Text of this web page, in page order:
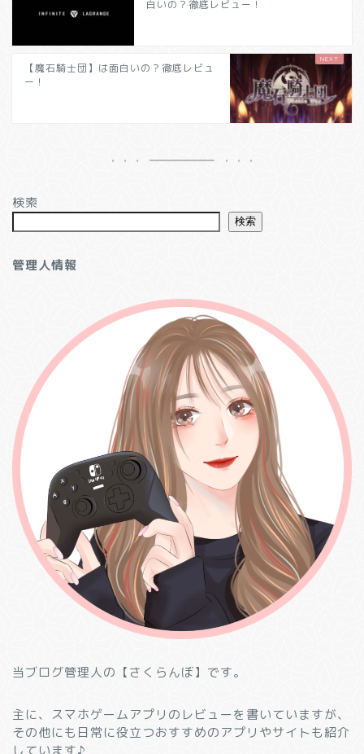
白いの？徹底レビュー！
【魔石騎士団】は面白いの？徹底レビュ
ー！
検索
検索
管理人情報
当ブログ管理人の【さくらんぼ】です。
主に、スマホゲームアプリのレビューを書いていますが、
その他にも日常に役立つおすすめのアプリやサイトも紹介
しています♪